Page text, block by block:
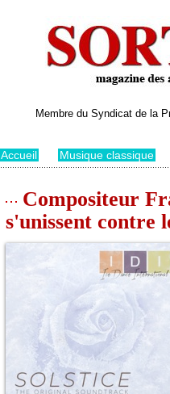
Membre du Syndicat de la
Accueil Musique classique
Compositeur
s'unissent contre